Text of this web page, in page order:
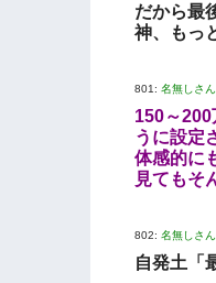
だから最
神、もっ
801: 名無しさん
150～200
うに設定
体感的に
見てもそ
802: 名無しさん
自発土「